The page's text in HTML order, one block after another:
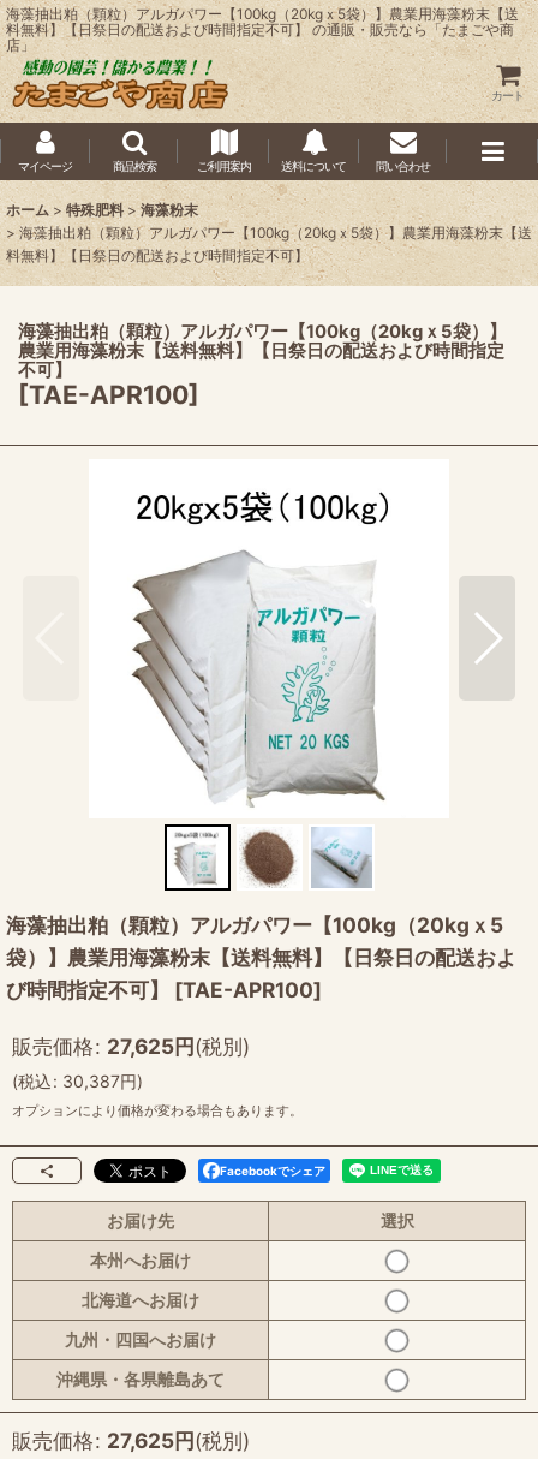
海藻抽出粕（顆粒）アルガパワー【100kg（20kgｘ5袋）】農業用海藻粉末【送
料無料】【日祭日の配送および時間指定不可】 の通販・販売なら「たまごや商
店」
カート
マイページ 商品検索 ご利用案内 送料について 問い合わせ
ホーム > 特殊肥料 > 海藻粉末
> 海藻抽出粕（顆粒）アルガパワー【100kg（20kgｘ5袋）】農業用海藻粉末【送
料無料】【日祭日の配送および時間指定不可】
海藻抽出粕（顆粒）アルガパワー【100kg（20kgｘ5袋）】
農業用海藻粉末【送料無料】【日祭日の配送および時間指定
不可】
[TAE-APR100]
海藻抽出粕（顆粒）アルガパワー【100kg（20kgｘ5
袋）】農業用海藻粉末【送料無料】【日祭日の配送およ
び時間指定不可】
[TAE-APR100]
販売価格: 27,625円(税別)
(税込: 30,387円)
オプションにより価格が変わる場合もあります。
Facebookでシェア
お届け先
選択
本州へお届け
北海道へお届け
九州・四国へお届け
沖縄県・各県離島あて
販売価格: 27,625円(税別)